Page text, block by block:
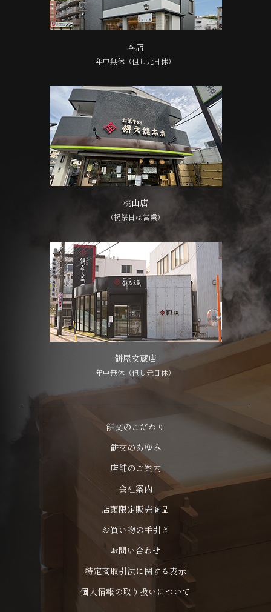
本店
年中無休（但し元日休）
桃山店
（祝祭日は営業）
餅屋文蔵店
年中無休（但し元日休）
餅文のこだわり
餅文のあゆみ
店舗のご案内
会社案内
店頭限定販売商品
お買い物の手引き
お問い合わせ
特定商取引法に関する表示
個人情報の取り扱いについて